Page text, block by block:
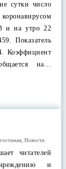
сутки число
и на утро 22
Показатель
Коэффициент
на…
Новости
читателей
и